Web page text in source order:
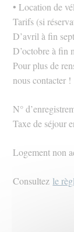
• Location de
Tarifs (si
D’avril à fin
D’octobre à fin
Pour plus de
nous contacter !
N°
Taxe de séjour
Logement non
Consultez le